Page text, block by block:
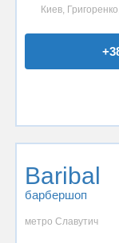
Киев,
Baribal
барбершоп
метро Славутич